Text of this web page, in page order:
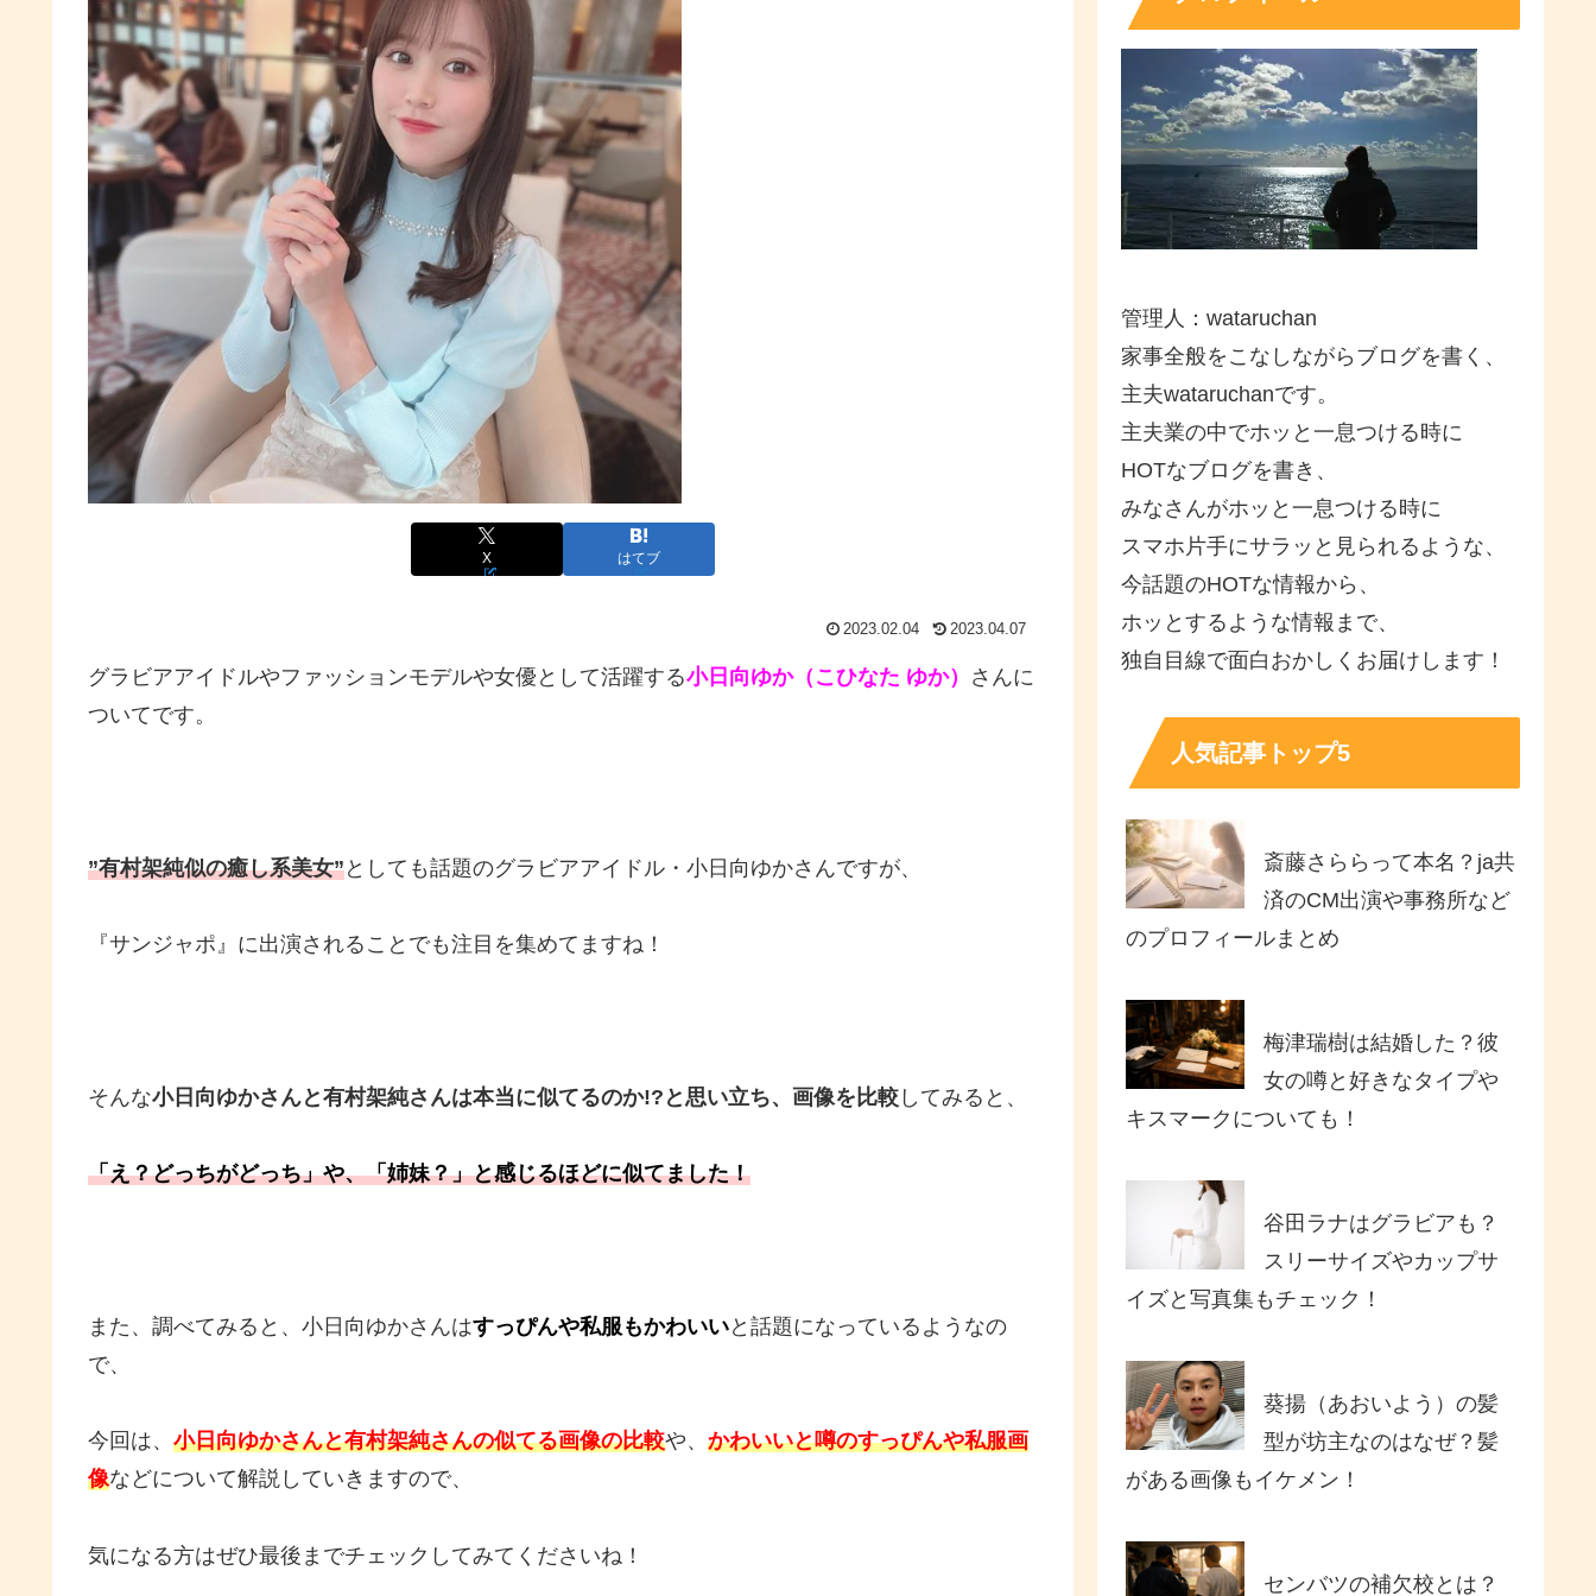
X はてブ
2023.02.04 2023.04.07
グラビアアイドルやファッションモデルや女優として活躍する小日向ゆか（こひなた ゆか） さんに
ついてです。
”有村架純似の癒し系美女”としても話題のグラビアアイドル・小日向ゆかさんですが、
『サンジャポ』に出演されることでも注目を集めてますね！
そんな小日向ゆかさんと有村架純さんは本当に似てるのか!?と思い立ち、画像を比較 してみると、
「え？どっちがどっち」や、「姉妹？」と感じるほどに似てました！
また、調べてみると、小日向ゆかさんはすっぴんや私服もかわいいと話題になっているようなの
で、
今回は、 小日向ゆかさんと有村架純さんの似てる画像の比較や、 かわいいと噂のすっぴんや私服画
像などについて解説していきますので、
気になる方はぜひ最後までチェックしてみてくださいね！
管理人：wataruchan
家事全般をこなしながらブログを書く、
主夫wataruchanです。
主夫業の中でホッと一息つける時に
HOTなブログを書き、
みなさんがホッと一息つける時に
スマホ片手にサラッと見られるような、
今話題のHOTな情報から、
ホッとするような情報まで、
独自目線で面白おかしくお届けします！
人気記事トップ5
斎藤さららって本名？ja共
済のCM出演や事務所など
のプロフィールまとめ
梅津瑞樹は結婚した？彼
女の噂と好きなタイプや
キスマークについても！
谷田ラナはグラビアも？
スリーサイズやカップサ
イズと写真集もチェック！
葵揚（あおいよう）の髪
型が坊主なのはなぜ？髪
がある画像もイケメン！
センバツの補欠校とは？